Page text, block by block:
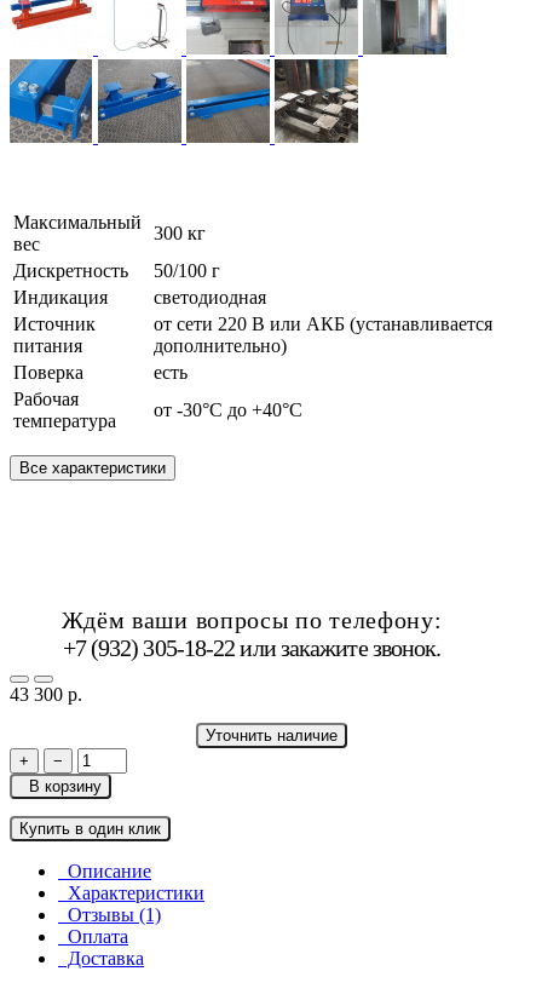
Максимальный
вес
300 кг
Дискретность
50/100 г
Индикация
светодиодная
Источник
питания
от сети 220 В или АКБ (устанавливается
дополнительно)
Поверка
есть
Рабочая
температура
от -30°C до +40°C
Все характеристики
Ждём ваши вопросы по телефону:
+7 (932) 305-18-22 илизакажите звонок.
43 300 р.
Уточнить наличие
+
−
В корзину
Купить в один клик
Описание
Характеристики
Отзывы (1)
Оплата
Доставка